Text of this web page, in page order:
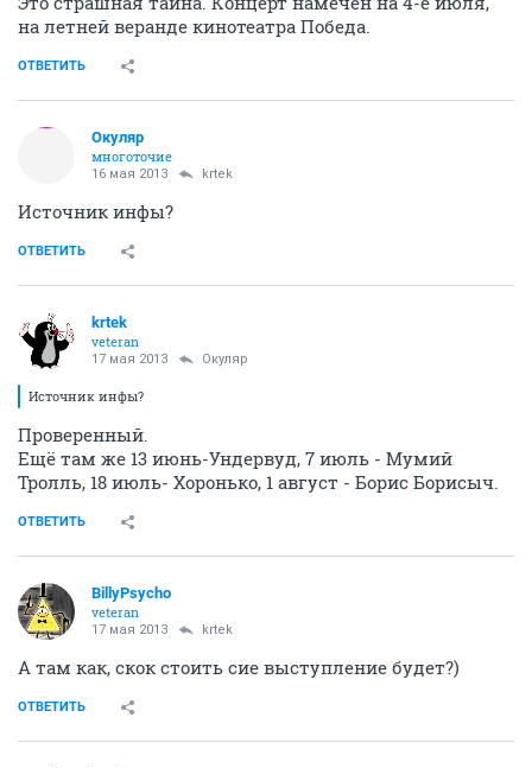
на летней веранде кинотеатра Победа.
ОТВЕТИТЬ
Окуляр
многоточие
16 мая 2013 krtek
Источник инфы?
ОТВЕТИТЬ
krtek
veteran
17 мая 2013 Окуляр
Источник инфы?
Проверенный.
Ещё там же 13 июнь-Ундервуд, 7 июль - Мумий
Тролль, 18 июль- Хоронько, 1 август - Борис Борисыч.
ОТВЕТИТЬ
BillyPsycho
veteran
17 мая 2013 krtek
А там как, скок стоить сие выступление будет?)
ОТВЕТИТЬ